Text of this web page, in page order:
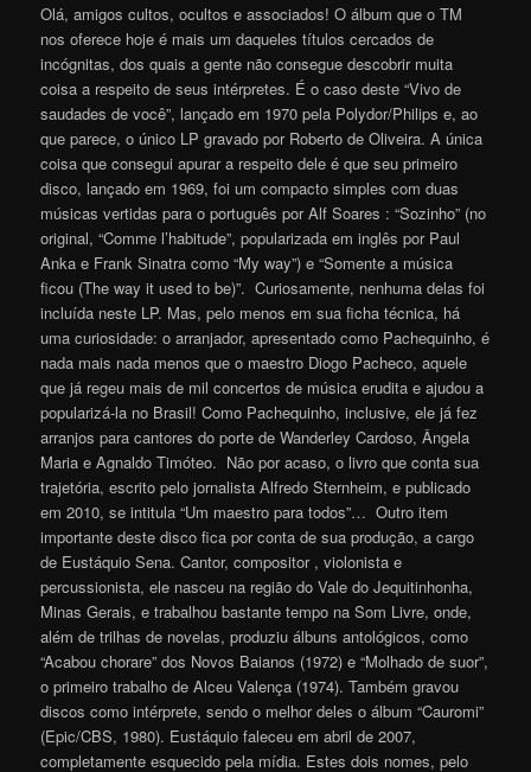
Olá, amigos cultos, ocultos e associados! O álbum que o TM
nos oferece hoje é mais um daqueles títulos cercados de
incógnitas, dos quais a gente não consegue descobrir muita
coisa a respeito de seus intérpretes. É o caso deste “Vivo de
saudades de você”, lançado em 1970 pela Polydor/Philips e, ao
que parece, o único LP gravado por Roberto de Oliveira. A única
coisa que consegui apurar a respeito dele é que seu primeiro
disco, lançado em 1969, foi um compacto simples com duas
músicas vertidas para o português por Alf Soares : “Sozinho” (no
original, “Comme l’habitude”, popularizada em inglês por Paul
Anka e Frank Sinatra como “My way”) e “Somente a música
ficou (The way it used to be)”. Curiosamente, nenhuma delas foi
incluída neste LP. Mas, pelo menos em sua ficha técnica, há
uma curiosidade: o arranjador, apresentado como Pachequinho, é
nada mais nada menos que o maestro Diogo Pacheco, aquele
que já regeu mais de mil concertos de música erudita e ajudou a
popularizá-la no Brasil! Como Pachequinho, inclusive, ele já fez
arranjos para cantores do porte de Wanderley Cardoso, Ângela
Maria e Agnaldo Timóteo. Não por acaso, o livro que conta sua
trajetória, escrito pelo jornalista Alfredo Sternheim, e publicado
em 2010, se intitula “Um maestro para todos”… Outro item
importante deste disco fica por conta de sua produção, a cargo
de Eustáquio Sena. Cantor, compositor , violonista e
percussionista, ele nasceu na região do Vale do Jequitinhonha,
Minas Gerais, e trabalhou bastante tempo na Som Livre, onde,
além de trilhas de novelas, produziu álbuns antológicos, como
“Acabou chorare” dos Novos Baianos (1972) e “Molhado de suor”,
o primeiro trabalho de Alceu Valença (1974). Também gravou
discos como intérprete, sendo o melhor deles o álbum “Cauromi”
(Epic/CBS, 1980). Eustáquio faleceu em abril de 2007,
completamente esquecido pela mídia. Estes dois nomes, pelo